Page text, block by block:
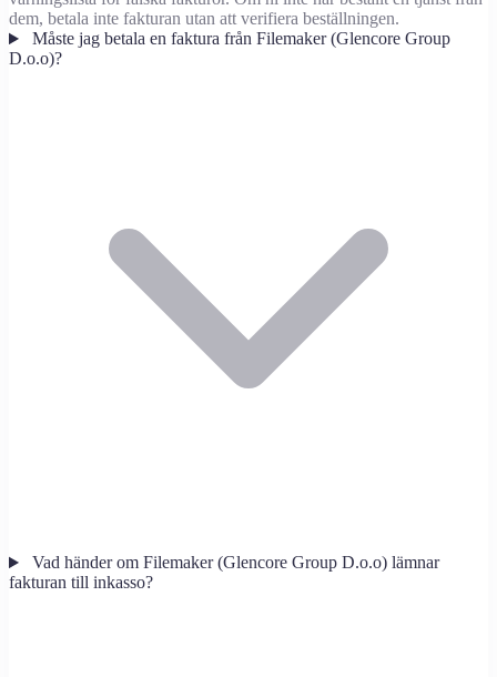
dem, betala inte fakturan utan att verifiera beställningen.
Måste jag betala en faktura från Filemaker (Glencore Group
D.o.o)?
Vad händer om Filemaker (Glencore Group D.o.o) lämnar
fakturan till inkasso?